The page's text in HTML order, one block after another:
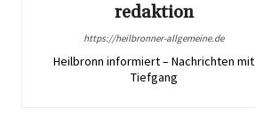
redaktion
https://heilbronner-allgemeine.de
Heilbronn informiert – Nachrichten mit
Tiefgang